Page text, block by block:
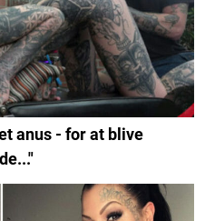
anus - for at blive